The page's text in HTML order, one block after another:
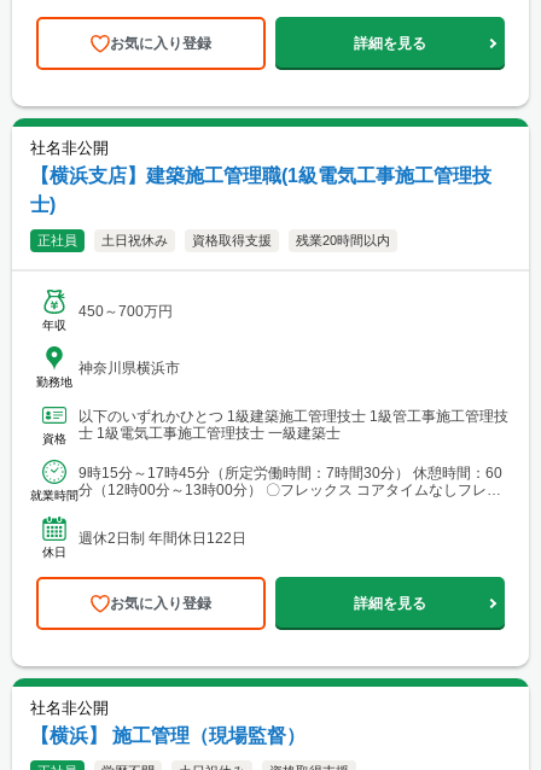
お気に入り登録 詳細を見る
社名非公開
【横浜支店】建築施工管理職(1級電気工事施工管理技
士)
正社員 土日祝休み 資格取得支援 残業20時間以内
年収
450～700万円
勤務地
神奈川県横浜市
資格
以下のいずれかひとつ 1級建築施工管理技士 1級管工事施工管理技
士 1級電気工事施工管理技士 一級建築士
就業時間
9時15分～17時45分（所定労働時間：7時間30分） 休憩時間：60
分（12時00分～13時00分） 〇フレックス コアタイムなしフレッ
休日
週休2日制 年間休日122日
お気に入り登録 詳細を見る
社名非公開
【横浜】 施工管理（現場監督）